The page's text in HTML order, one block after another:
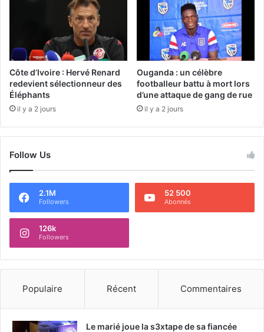
Côte d’Ivoire : Hervé Renard
redevient sélectionneur des
Éléphants
il y a 2 jours
Ouganda : un célèbre
footballeur battu à mort lors
d’une attaque de gang de rue
il y a 2 jours
Follow Us
2.1M
Followers
52 500
Abonnés
126k
Followers
Populaire Récent Commentaires
Le marié joue la s3xtape de sa fiancée